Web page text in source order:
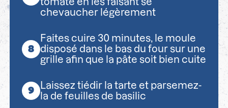
chevaucher légèrement
Faites cuire 30 minutes, le moule
disposé dans le bas du four sur une
grille afin que la pâte soit bien cuite
Laissez tiédir la tarte et parsemez-
la de feuilles de basilic